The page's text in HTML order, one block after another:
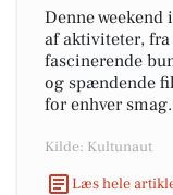
Denne
af aktiviteter,
fascinerende
og spændende
for enhver smag.
Kilde: Kultunaut
Læs hele